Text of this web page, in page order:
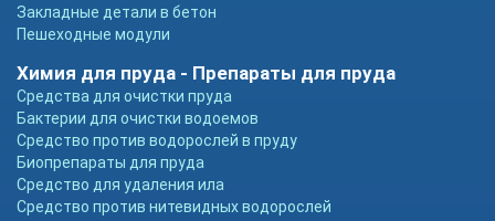
Закладные детали в бетон
Пешеходные модули
Химия для пруда - Препараты для пруда
Средства для очистки пруда
Бактерии для очистки водоемов
Средство против водорослей в пруду
Биопрепараты для пруда
Средство для удаления ила
Средство против нитевидных водорослей